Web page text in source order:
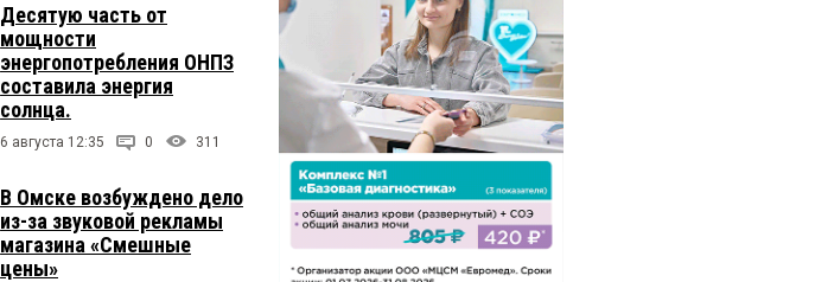
Десятую часть от
мощности
энергопотребления ОНПЗ
составила энергия
солнца.
6 августа 12:35 0 311
В Омске возбуждено дело
из-за звуковой рекламы
магазина «Смешные
цены»